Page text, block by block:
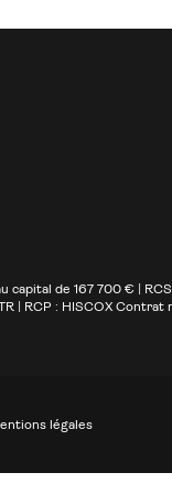
capital de 167 700 € |
| RCP : HISCOX Contrat
légales